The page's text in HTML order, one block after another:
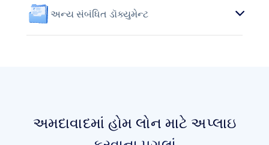
અન્ય સંબંધિત ડૉક્યુમેન્ટ
અમદાવાદમાં હોમ લોન માટે અપ્લાઇ